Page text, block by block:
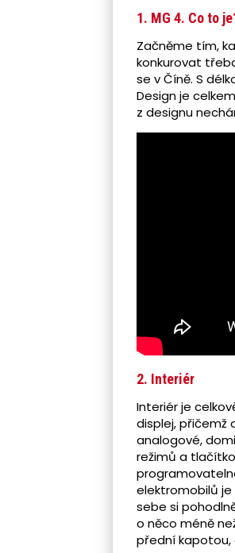
1. MG 4. Co to
Začněme tím,
konkurovat
se v Číně. S
Design je
z designu
2. Interiér
Interiér je
displej, přičemž
analogové,
režimů a
elektromobilů
sebe si
o něco méně
přední kapotou,